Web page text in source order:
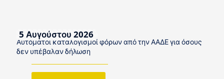
5 Αυγούστου 2026
Αυτόματοι καταλογισμοί φόρων από την ΑΑΔΕ για όσους
δεν υπέβαλαν δήλωση